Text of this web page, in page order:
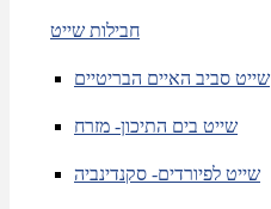
חבילות שייט
שייט סביב האיים הבריטיים
שייט בים התיכון- מזרח
שייט לפיורדים- סקנדינביה